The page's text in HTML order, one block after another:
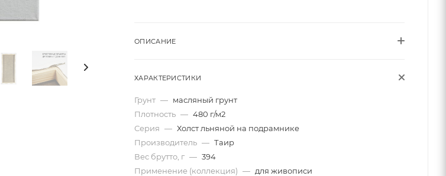
ОПИСАНИЕ
ХАРАКТЕРИСТИКИ
Грунт — масляный грунт
Плотность — 480 г/м2
Серия — Холст льняной на подрамнике
Производитель — Таир
Вес брутто, г — 394
Применение (коллекция) — для живописи